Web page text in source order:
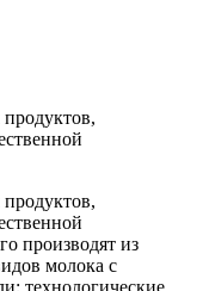
производят из
молока с
технологические